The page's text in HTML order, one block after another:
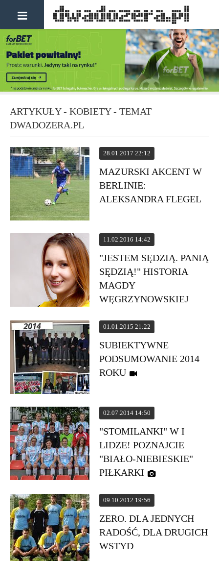
ARTYKUŁY - KOBIETY - TEMAT
DWADOZERA.PL
28.01.2017 22:12
MAZURSKI AKCENT W
BERLINIE:
ALEKSANDRA FLEGEL
11.02.2016 14:42
"JESTEM SĘDZIĄ. PANIĄ
SĘDZIĄ!" HISTORIA
MAGDY
WĘGRZYNOWSKIEJ
01.01.2015 21:22
SUBIEKTYWNE
PODSUMOWANIE 2014
ROKU
02.07.2014 14:50
"STOMILANKI" W I
LIDZE! POZNAJCIE
"BIAŁO-NIEBIESKIE"
PIŁKARKI
09.10.2012 19:56
ZERO. DLA JEDNYCH
RADOŚĆ, DLA DRUGICH
WSTYD